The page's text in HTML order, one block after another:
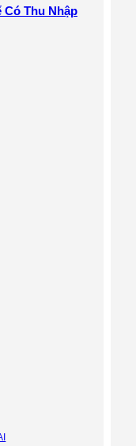
Có Thu Nhập